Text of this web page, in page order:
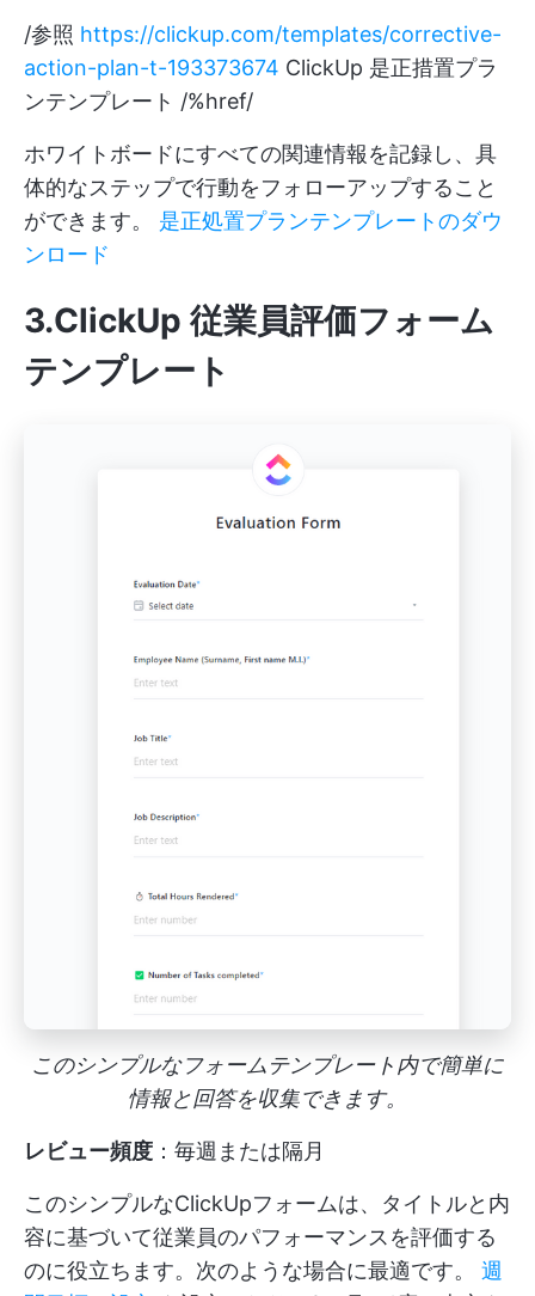
/参照 https://clickup.com/templates/corrective-
action-plan-t-193373674 ClickUp 是正措置プラ
ンテンプレート /%href/
ホワイトボードにすべての関連情報を記録し、具
体的なステップで行動をフォローアップすること
ができます。 是正処置プランテンプレートのダウ
ンロード
3.ClickUp 従業員評価フォーム
テンプレート
このシンプルなフォームテンプレート内で簡単に
情報と回答を収集できます。
レビュー頻度 ：毎週または隔月
このシンプルなClickUpフォームは、タイトルと内
容に基づいて従業員のパフォーマンスを評価する
のに役立ちます。次のような場合に最適です。 週